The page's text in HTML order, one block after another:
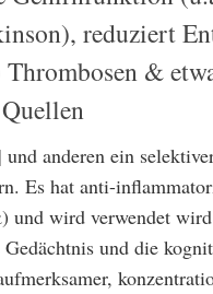
reduziert
&
anderen ein
Es hat anti-
und wird verwendet
und die